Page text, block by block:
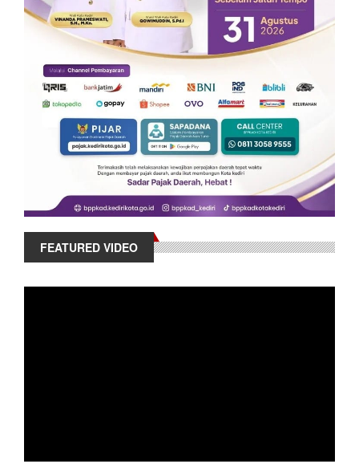
FEATURED VIDEO